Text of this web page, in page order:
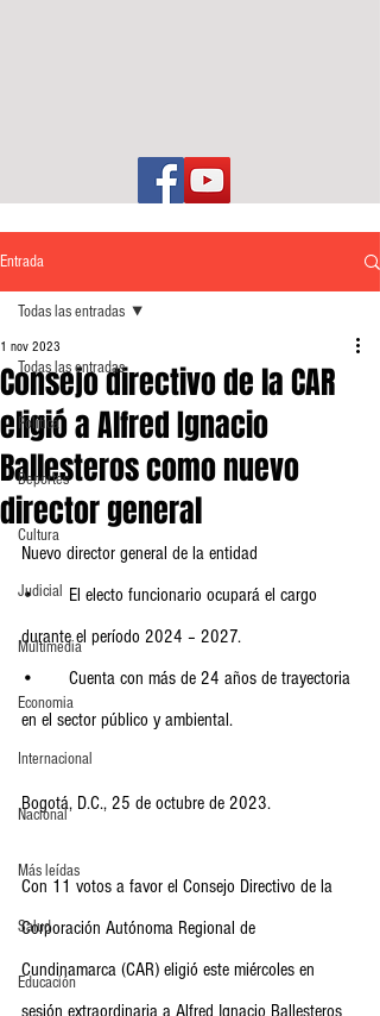
Entrada
Todas las entradas
Política
Deportes
Cultura
Judicial
Multimedia
Economia
Internacional
Nacional
Más leídas
Salud
Educación
Todas las entradas
Consejo directivo de la CAR
eligió a Alfred Ignacio
Ballesteros como nuevo
director general
1 nov 2023
Nuevo director general de la entidad
•	El electo funcionario ocupará el cargo
durante el período 2024 – 2027.
•	Cuenta con más de 24 años de trayectoria
en el sector público y ambiental.
Bogotá, D.C., 25 de octubre de 2023.
Con 11 votos a favor el Consejo Directivo de la
Corporación Autónoma Regional de
Cundinamarca (CAR) eligió este miércoles en
sesión extraordinaria a Alfred Ignacio Ballesteros